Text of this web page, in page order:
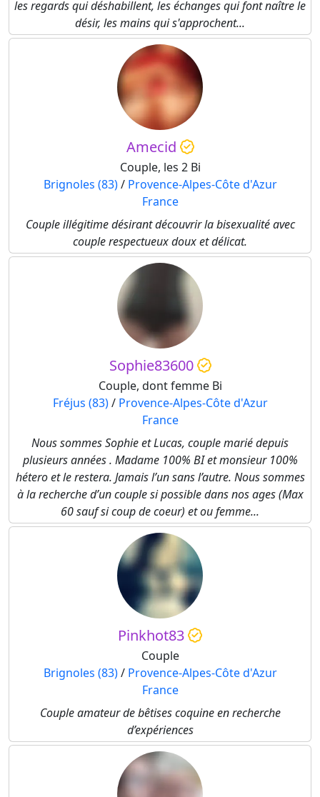
les regards qui déshabillent, les échanges qui font naître le
désir, les mains qui s'approchent...
Amecid
Couple, les 2 Bi
Brignoles (83)/ Provence-Alpes-Côte d'Azur
France
Couple illégitime désirant découvrir la bisexualité avec
couple respectueux doux et délicat.
Sophie83600
Couple, dont femme Bi
Fréjus (83)/ Provence-Alpes-Côte d'Azur
France
Nous sommes Sophie et Lucas, couple marié depuis
plusieurs années . Madame 100% BI et monsieur 100%
hétero et le restera. Jamais l’un sans l’autre. Nous sommes
à la recherche d’un couple si possible dans nos ages (Max
60 sauf si coup de coeur) et ou femme...
Pinkhot83
Couple
Brignoles (83)/ Provence-Alpes-Côte d'Azur
France
Couple amateur de bêtises coquine en recherche
d’expériences